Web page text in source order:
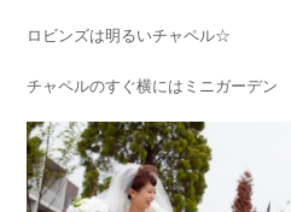
ロビンズは明るいチャペル☆
チャペルのすぐ横にはミニガーデン